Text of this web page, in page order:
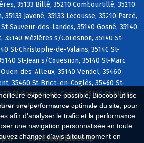
expérience possible, Biocoop utilise
une performance optimale du site, pour
afin d'analyser le trafic et la performance
une navigation personnalisée en toute
changer d'avis à tout moment en
35133 Billé, 35210 Combourtillé, 35210
Javené, 35133 Lécousse, 35210 Parcé,
St-Sauveur-des-Landes, 35140 Gosné, 35140
35140 Mézières s/Couesnon, 35140 St-
St-Christophe-de-Valains, 35140 St-
St-Jean s/Couesnon, 35140 St-Marc
des-Alleux, 35140 Vendel, 35460
35460 St-Brice-en-Coglès, 35460 St-
St-Germain-en-Coglès, 35140 St-Hilaire-
le-Blanc
Le réseau Biocoop